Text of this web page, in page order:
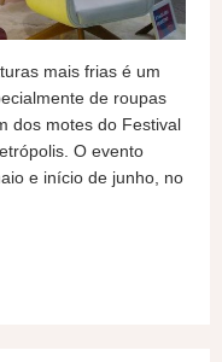
mais frias é um
de roupas
dos motes do Festival
O evento
e início de junho, no